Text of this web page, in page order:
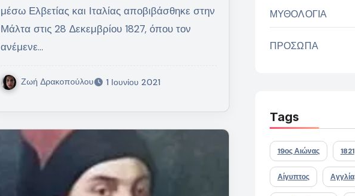
μέσω Ελβετίας και Ιταλίας αποβιβάσθηκε στην
Μάλτα στις 28 Δεκεμβρίου 1827, όπου τον
ανέμενε…
Ζωή Δρακοπούλου 1 Ιουνίου 2021
ΜΥΘΟΛΟΓΙΑ
ΠΡΟΣΩΠΑ
Tags
19ος Αιώνας 1821
Αίγυπτος Αγγλία